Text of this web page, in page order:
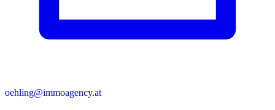
oehling@immoagency.at